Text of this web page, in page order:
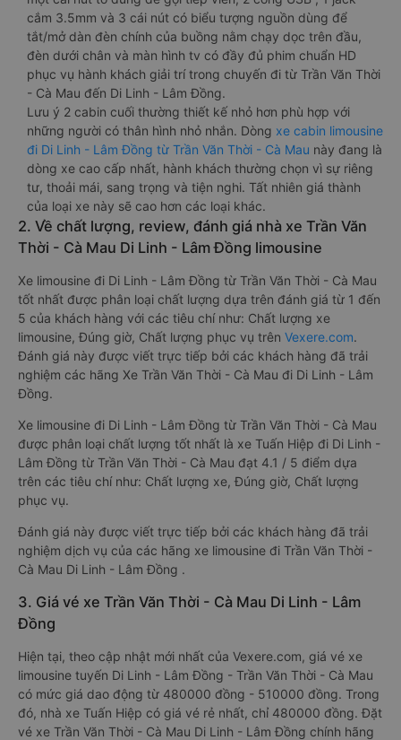
cắm 3.5mm và 3 cái nút có biểu tượng nguồn dùng để
tắt/mở dàn đèn chính của buồng nằm chạy dọc trên đầu,
đèn dưới chân và màn hình tv có đầy đủ phim chuẩn HD
phục vụ hành khách giải trí trong chuyến đi từ Trần Văn Thời
- Cà Mau đến Di Linh - Lâm Đồng.
Lưu ý 2 cabin cuối thường thiết kế nhỏ hơn phù hợp với
những người có thân hình nhỏ nhắn. Dòng xe cabin limousine
đi Di Linh - Lâm Đồng từ Trần Văn Thời - Cà Mau này đang là
dòng xe cao cấp nhất, hành khách thường chọn vì sự riêng
tư, thoải mái, sang trọng và tiện nghi. Tất nhiên giá thành
của loại xe này sẽ cao hơn các loại khác.
2. Về chất lượng, review, đánh giá nhà xe Trần Văn
Thời - Cà Mau Di Linh - Lâm Đồng limousine
Xe limousine đi Di Linh - Lâm Đồng từ Trần Văn Thời - Cà Mau
tốt nhất được phân loại chất lượng dựa trên đánh giá từ 1 đến
5 của khách hàng với các tiêu chí như: Chất lượng xe
limousine, Đúng giờ, Chất lượng phục vụ trên Vexere.com.
Đánh giá này được viết trực tiếp bởi các khách hàng đã trải
nghiệm các hãng Xe Trần Văn Thời - Cà Mau đi Di Linh - Lâm
Đồng.
Xe limousine đi Di Linh - Lâm Đồng từ Trần Văn Thời - Cà Mau
được phân loại chất lượng tốt nhất là xe Tuấn Hiệp đi Di Linh -
Lâm Đồng từ Trần Văn Thời - Cà Mau đạt 4.1 / 5 điểm dựa
trên các tiêu chí như: Chất lượng xe, Đúng giờ, Chất lượng
phục vụ.
Đánh giá này được viết trực tiếp bởi các khách hàng đã trải
nghiệm dịch vụ của các hãng xe limousine đi Trần Văn Thời -
Cà Mau Di Linh - Lâm Đồng .
3. Giá vé xe Trần Văn Thời - Cà Mau Di Linh - Lâm
Đồng
Hiện tại, theo cập nhật mới nhất của Vexere.com, giá vé xe
limousine tuyến Di Linh - Lâm Đồng - Trần Văn Thời - Cà Mau
có mức giá dao động từ 480000 đồng - 510000 đồng. Trong
đó, nhà xe Tuấn Hiệp có giá vé rẻ nhất, chỉ 480000 đồng. Đặt
vé xe Trần Văn Thời - Cà Mau Di Linh - Lâm Đồng chính hãng